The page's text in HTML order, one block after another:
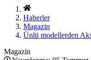
Haberler
Magazin
Ünlü modellerden
Magazin